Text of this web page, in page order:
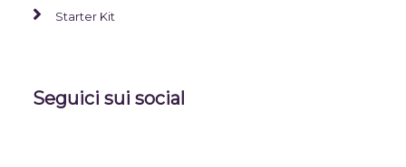
Starter Kit
Seguici sui social